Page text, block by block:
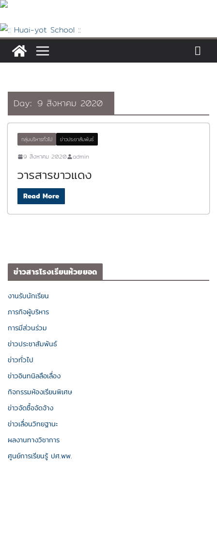
Skip
content
Day: 9 สิงหาคม 2020
กลุ่มบริหารทั่วไป ข่าวประชาสัมพันธ์
9 สิงหาคม 2020 admin
วารสารขาวแดง
Read More
ข่าวสารโรงเรียนห้วยยอด
งานรับนักเรียน
ภารกิจผู้บริหาร
การมีส่วนร่วม
ข่าวประชาสัมพันธ์
ข่าวทั่วไป
ข่าวอินทนิลลือเลื่อง
กิจกรรมห้องเรียนพิเศษ
ข่าวจัดซื้อจัดจ้าง
ข่าวเลื่อนวิทยฐานะ
ผลงานทางวิชาการ
ศูนย์การเรียนรู้ ปศ.พพ.